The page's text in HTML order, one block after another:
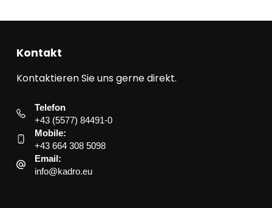
Kontakt
Kontaktieren Sie uns gerne direkt.
Telefon
+43 (5577) 84491-0
Mobile:
+43 664 308 5098
Email:
info@kadro.eu